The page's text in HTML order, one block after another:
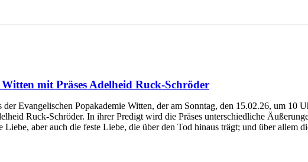
mit Präses Adelheid Ruck-Schröder
Evangelischen Popakademie Witten, der am Sonntag, den 15.02.26, um
Ruck-Schröder. In ihrer Predigt wird die Präses unterschiedliche
aber auch die feste Liebe, die über den Tod hinaus trägt; und über allem